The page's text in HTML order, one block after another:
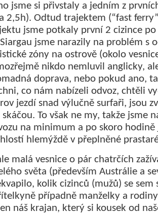
jsme si přivstaly a jedním z
2,5h). Odtud trajektem (“fast
jsme potkaly první 2 cizince
jsme narazily na problém s
zóny na ostrově (okolo
nikdo nemluvil anglicky,
doprava, nebo pokud ano,
co nám nabízeli odvoz, chtěli
jezdí snad výlučně surfaři, jsou
skáčou. To však ne my, takže jsme
na minimum a po skoro hodině
hlemýždě v přeplněné
malá vesnice o pár chatrčích
světa (především Austrálie a
kolik cizinců (mužů) se
případně manželky a
náš krajan, který si kousek od